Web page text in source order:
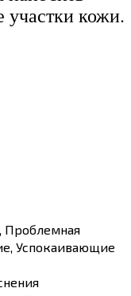
участки кожи.
Проблемная
Успокаивающие